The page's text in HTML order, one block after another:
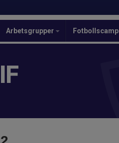
Arbetsgrupper Fotbollscamp